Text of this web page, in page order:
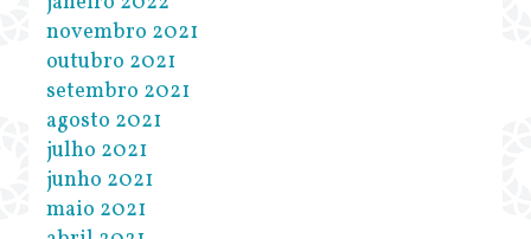
novembro 2021
outubro 2021
setembro 2021
agosto 2021
julho 2021
junho 2021
maio 2021